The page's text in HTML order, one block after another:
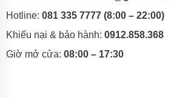
Hotline: 081 335 7777 (8:00 – 22:00)
Khiếu nại & bảo hành: 0912.858.368
Giờ mở cửa: 08:00 – 17:30